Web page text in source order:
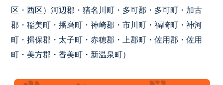
区・西区）河辺郡・猪名川町・多可郡・多可町・加古
郡・稲美町・播磨町・神崎郡・市川町・福崎町・神河
町・揖保郡・太子町・赤穂郡・上郡町・佐用郡・佐用
町・美方郡・香美町・新温泉町）